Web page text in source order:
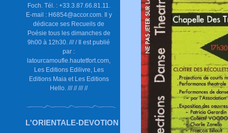
Foch. Tél. : +33.3.87.66.81.11.
E-mail : H6854@accor.com. Il y
dédicace ses Recueils de
Poésie tous les dimanches de
9h00 à 12h30. /// / Il est publié
par :
latourcamoufle.hautetfort.com,
Les Editions Edilivre, Les
Editions Maia et Les Editions
Hello. /// // /// //
L'ORIENTALE-DEVOTION